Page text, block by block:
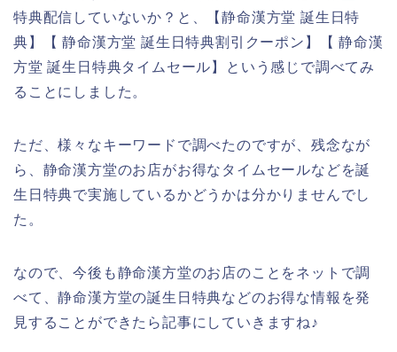
特典配信していないか？と、【静命漢方堂 誕生日特
典】【 静命漢方堂 誕生日特典割引クーポン】【 静命漢
方堂 誕生日特典タイムセール】という感じで調べてみ
ることにしました。
ただ、様々なキーワードで調べたのですが、残念なが
ら、静命漢方堂のお店がお得なタイムセールなどを誕
生日特典で実施しているかどうかは分かりませんでし
た。
なので、今後も静命漢方堂のお店のことをネットで調
べて、静命漢方堂の誕生日特典などのお得な情報を発
見することができたら記事にしていきますね♪